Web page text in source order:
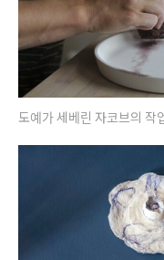
도예가 세베린 자코브의